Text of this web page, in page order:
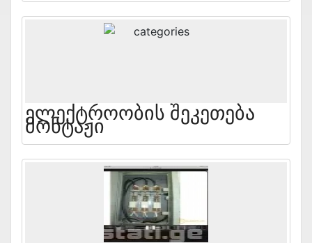
Ელექტროობის Შეკეთება
Მონტაჟი